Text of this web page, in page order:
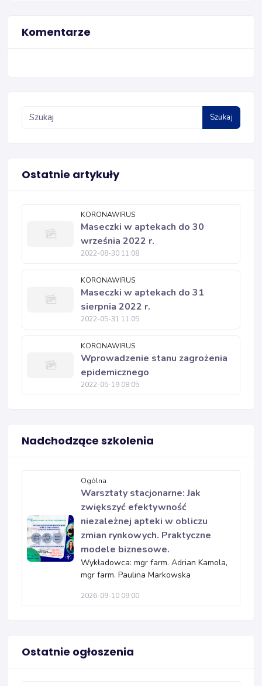
Komentarze
Szukaj
Ostatnie artykuły
KORONAWIRUS
Maseczki w aptekach do 30
września 2022 r.
2022-08-30 11:08
KORONAWIRUS
Maseczki w aptekach do 31
sierpnia 2022 r.
2022-05-31 11:05
KORONAWIRUS
Wprowadzenie stanu zagrożenia
epidemicznego
2022-05-19 08:05
Nadchodzące szkolenia
Ogólna
Warsztaty stacjonarne: Jak
zwiększyć efektywność
niezależnej apteki w obliczu
zmian rynkowych. Praktyczne
modele biznesowe.
Wykładowca: mgr farm. Adrian Kamola,
mgr farm. Paulina Markowska
2026-09-10 09:00
Ostatnie ogłoszenia